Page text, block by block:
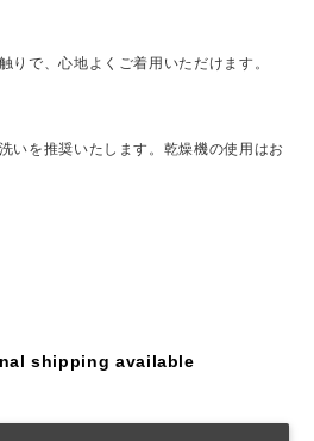
りで、心地よくご着用いただけます。
いを推奨いたします。乾燥機の使用はお
shipping available